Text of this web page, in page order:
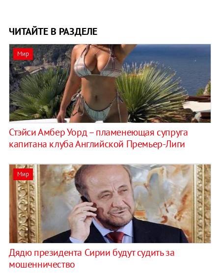
ЧИТАЙТЕ В РАЗДЕЛЕ
Мир
Стэйси Амбер Уорд – пламенеющая супруга
капитана клуба Английской Премьер-Лиги
Мир
Дядю президента Сирии будут судить за
мошенничество